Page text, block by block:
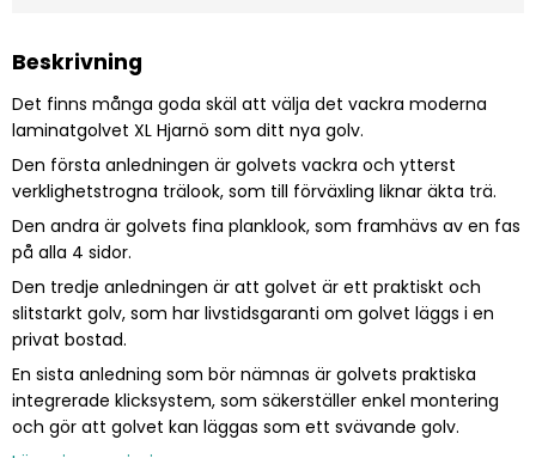
Beskrivning
Det finns många goda skäl att välja det vackra moderna
laminatgolvet XL Hjarnö som ditt nya golv.
Den första anledningen är golvets vackra och ytterst
verklighetstrogna trälook, som till förväxling liknar äkta trä.
Den andra är golvets fina planklook, som framhävs av en fas
på alla 4 sidor.
Den tredje anledningen är att golvet är ett praktiskt och
slitstarkt golv, som har livstidsgaranti om golvet läggs i en
privat bostad.
En sista anledning som bör nämnas är golvets praktiska
integrerade klicksystem, som säkerställer enkel montering
och gör att golvet kan läggas som ett svävande golv.